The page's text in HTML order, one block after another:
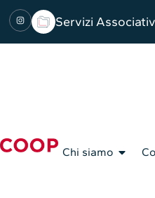
Servizi
Chi siamo